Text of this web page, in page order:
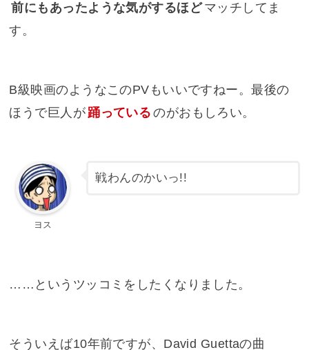
前にもあったような気がするほどマッチしてま
す。
B級映画のようなこのPVもいいですねー。最後の
ほうで巨人が 踊っている のがおもしろい。
ヨス
戦わんのかいっ!!
……というツッコミをしたくなりました。
そういえば10年前ですが、David Guettaの曲